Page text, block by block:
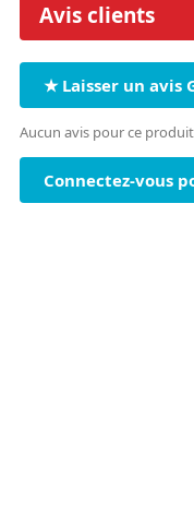
Avis clients
★ Laisser un avis
Aucun avis pour ce
Connectez-vous